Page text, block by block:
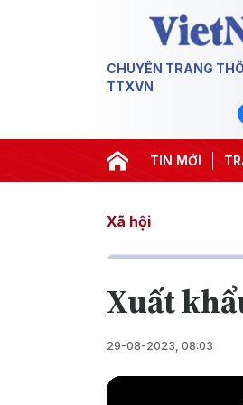
CHUYÊN TRANG
TTXVN
TIN MỚI
#Hội nghị Trung
Xã hội
Xuất
29-08-2023, 08:03
This